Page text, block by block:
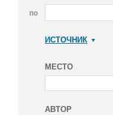
по
ИСТОЧНИК
МЕСТО
АВТОР